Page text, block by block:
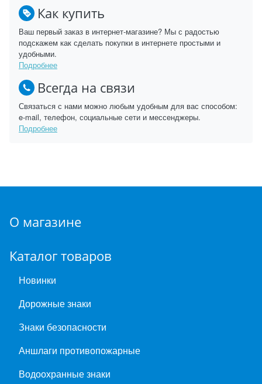
Как купить
Ваш первый заказ в интернет-магазине? Мы с радостью
подскажем как сделать покупки в интернете простыми и
удобными.
Подробнее
Всегда на связи
Связаться с нами можно любым удобным для вас способом:
e-mail, телефон, социальные сети и мессенджеры.
Подробнее
О магазине
Каталог товаров
Новинки
Дорожные знаки
Знаки безопасности
Аншлаги противопожарные
Водоохранные знаки